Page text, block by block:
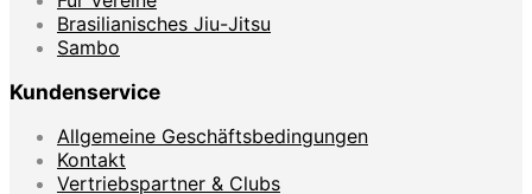
Brasilianisches Jiu-Jitsu
Sambo
Kundenservice
Allgemeine Geschäftsbedingungen
Kontakt
Vertriebspartner & Clubs